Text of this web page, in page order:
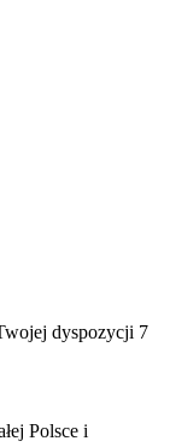
dyspozycji 7
Polsce i